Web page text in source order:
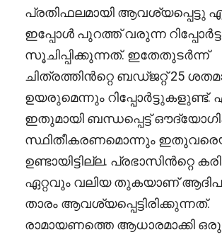
പ്രതിഫലമായി ആവശ്യപ്പെട്ടു
ഇപ്പോൾ പുറത്ത് വരുന്ന
സൂചിപ്പിക്കുന്നത്. ഇതേതുടർന്ന്
ചിത്രത്തിൻറ്റെ ബഡ്ജറ്റ് 25
ഉയരുമെന്നും റിപ്പോർട്ടുകളുണ്ട്.
ഇതുമായി ബന്ധപ്പെട്ട്
സ്ഥിതീകരണമൊന്നും
ഉണ്ടായിട്ടില്ല. പ്രഭാസിൻറ്റെ
ഏറ്റവും വലിയ തുകയാണ്
താരം ആവശ്യപ്പെട്ടിരിക്കുന്നത്.
രാമായണത്തെ ആധാരമാക്കി